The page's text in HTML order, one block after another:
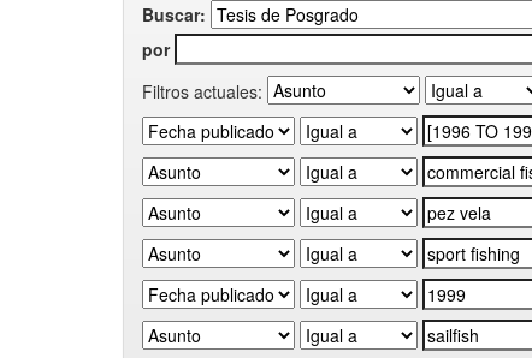
Buscar:
por
Filtros actuales: